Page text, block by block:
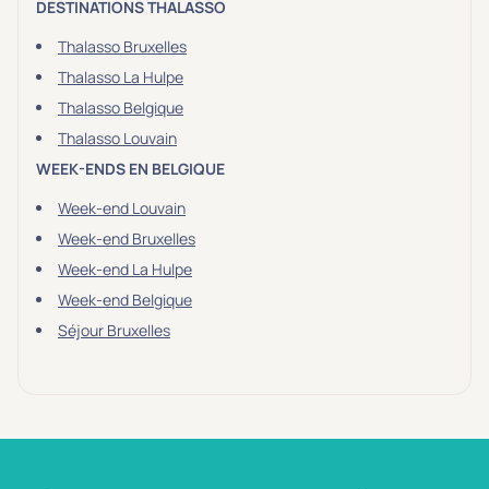
DESTINATIONS THALASSO
Thalasso Bruxelles
Thalasso La Hulpe
Thalasso Belgique
Thalasso Louvain
WEEK-ENDS EN BELGIQUE
Week-end Louvain
Week-end Bruxelles
Week-end La Hulpe
Week-end Belgique
Séjour Bruxelles